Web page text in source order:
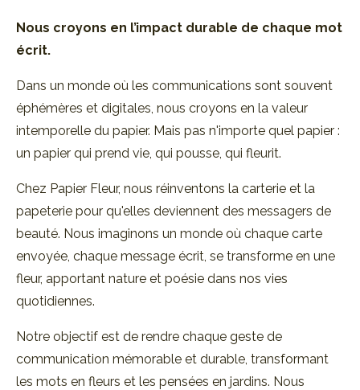
Nous croyons en l’impact durable de chaque mot
écrit.
Dans un monde où les communications sont souvent
éphémères et digitales, nous croyons en la valeur
intemporelle du papier. Mais pas n'importe quel papier :
un papier qui prend vie, qui pousse, qui fleurit.
Chez Papier Fleur, nous réinventons la carterie et la
papeterie pour qu'elles deviennent des messagers de
beauté. Nous imaginons un monde où chaque carte
envoyée, chaque message écrit, se transforme en une
fleur, apportant nature et poésie dans nos vies
quotidiennes.
Notre objectif est de rendre chaque geste de
communication mémorable et durable, transformant
les mots en fleurs et les pensées en jardins. Nous